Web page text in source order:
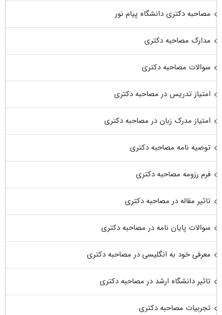
مصاحبه دکتری دانشگاه پیام نور
مدارک مصاحبه دکتری
سوالات مصاحبه دکتری
امتیاز تدریس در مصاحبه دکتری
امتیاز مدرک زبان در مصاحبه دکتری
توصیه نامه مصاحبه دکتری
فرم رزومه مصاحبه دکتری
تاثیر مقاله در مصاحبه دکتری
سوالات پایان نامه در مصاحبه دکتری
معرفی خود به انگلیسی در مصاحبه دکتری
تاثیر دانشگاه ارشد در مصاحبه دکتری
تجربیات مصاحبه دکتری